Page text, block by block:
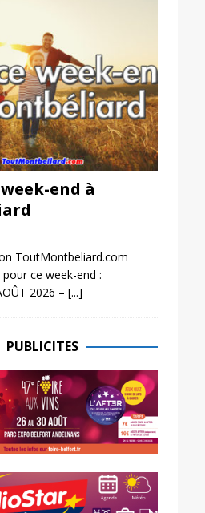
end à
ToutMontbeliard.com
pour ce week-end :
2026 – [...]
PUBLICITES